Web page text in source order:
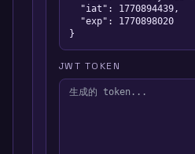
  "iat": 1770894439,
  "exp": 1770898020
}
JWT TOKEN